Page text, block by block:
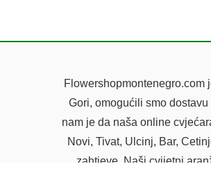
Gori, omogućili smo
nam je da naša online
Novi, Tivat, Ulcinj, Bar,
zahtjeve. Naši cvijetni